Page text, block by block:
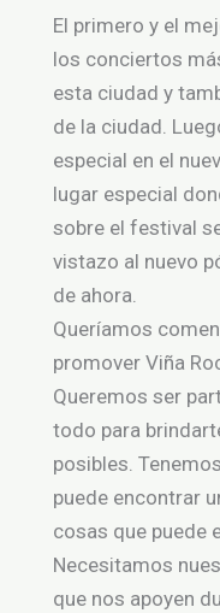
El primero y el
los conciertos
esta ciudad y
de la ciudad.
especial en el
lugar especial
sobre el festival
vistazo al nuevo
de ahora.
Queríamos
promover Viña
Queremos ser
todo para
posibles.
puede encontrar
cosas que puede
Necesitamos
que nos apoyen